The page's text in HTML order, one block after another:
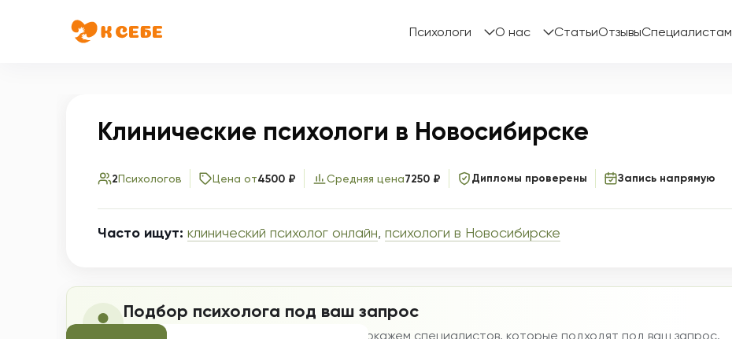
Психологи О нас СтатьиОтзывыСпециалистам
Клинические психологи в Новосибирске
2Психологов Цена от4500 ₽ Средняя цена7250 ₽ Дипломы проверены Запись напрямую
Часто ищут: клинический психолог онлайн, психологи в Новосибирске
Подбор психолога под ваш запрос
Ответьте на несколько вопросов, и мы покажем специалистов, которые подходят под ваш запрос.